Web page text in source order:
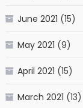
June 2021 (15)
May 2021 (9)
April 2021 (15)
March 2021 (13)